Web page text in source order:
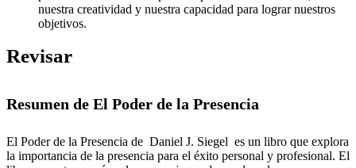
nuestra creatividad y nuestra capacidad para lograr nuestros
objetivos.
Revisar
Resumen de El Poder de la Presencia
El Poder de la Presencia de Daniel J. Siegel es un libro que explora
la importancia de la presencia para el éxito personal y profesional. El